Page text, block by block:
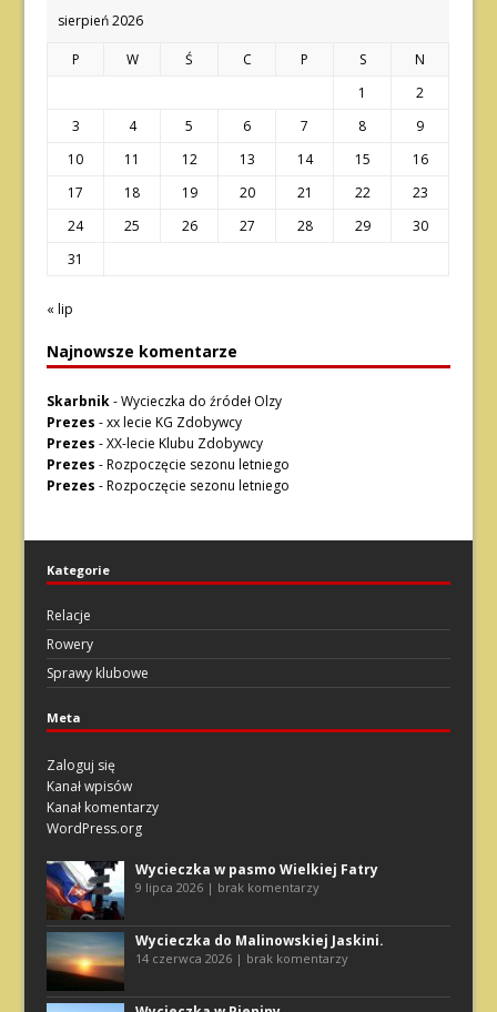
sierpień 2026
P W Ś C P S
N
1
2
3
4 5 6 7 8
9
10
11 12 13 14 15
16
17
18 19 20 21 22
23
24
25 26 27 28 29
30
31
« lip
Najnowsze komentarze
Skarbnik-Wycieczka do źródeł Olzy
Prezes -xx lecie KG Zdobywcy
Prezes -XX-lecie Klubu Zdobywcy
Prezes -Rozpoczęcie sezonu letniego
Prezes -Rozpoczęcie sezonu letniego
Kategorie
Relacje
Rowery
Sprawy klubowe
Meta
Zaloguj się
Kanał wpisów
Kanał komentarzy
WordPress.org
Wycieczka w pasmo Wielkiej Fatry
9 lipca 2026 | brak komentarzy
Wycieczka do Malinowskiej Jaskini.
14 czerwca 2026 | brak komentarzy